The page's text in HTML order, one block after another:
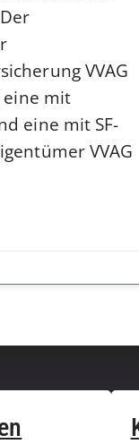
VVAG
eine mit
eine mit SF-
VVAG